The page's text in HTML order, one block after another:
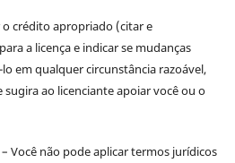
crédito apropriado (citar e
a licença e indicar se mudanças
em qualquer circunstância razoável,
ao licenciante apoiar você ou o
Você não pode aplicar termos jurídicos